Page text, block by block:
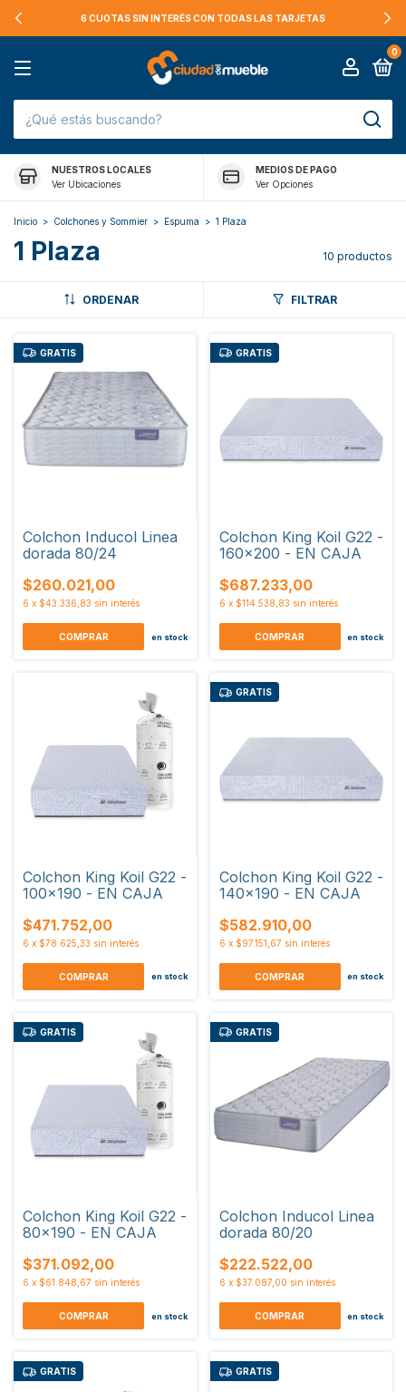
6 CUOTAS SIN INTERÉS CON TODAS LAS TARJETAS
0
NUESTROS LOCALES
Ver Ubicaciones
MEDIOS DE PAGO
Ver Opciones
Inicio > Colchones y Sommier > Espuma > 1 Plaza
1 Plaza 10 productos
ORDENAR FILTRAR
GRATIS
Colchon Inducol Linea
dorada 80/24
$260.021,00
6 x $43.336,83 sin interés
COMPRAR en stock
GRATIS
Colchon King Koil G22 -
160x200 - EN CAJA
$687.233,00
6 x $114.538,83 sin interés
COMPRAR en stock
Colchon King Koil G22 -
100x190 - EN CAJA
$471.752,00
6 x $78.625,33 sin interés
COMPRAR en stock
GRATIS
Colchon King Koil G22 -
140x190 - EN CAJA
$582.910,00
6 x $97.151,67 sin interés
COMPRAR en stock
GRATIS
Colchon King Koil G22 -
80x190 - EN CAJA
$371.092,00
6 x $61.848,67 sin interés
COMPRAR en stock
GRATIS
Colchon Inducol Linea
dorada 80/20
$222.522,00
6 x $37.087,00 sin interés
COMPRAR en stock
GRATIS GRATIS